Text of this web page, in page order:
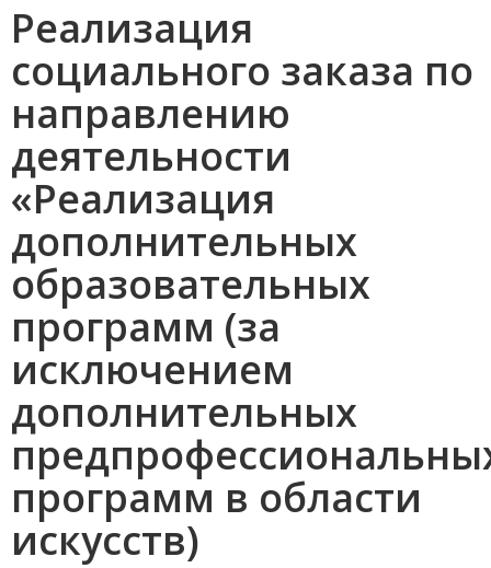
Реализация
социального заказа по
направлению
деятельности
«Реализация
дополнительных
образовательных
программ (за
исключением
дополнительных
программ в области
искусств)